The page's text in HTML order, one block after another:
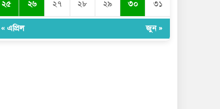
২৫ ২৬ ২৭ ২৮ ২৯ ৩০ ৩১
« এপ্রিল জুন »